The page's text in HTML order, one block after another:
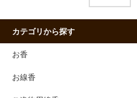
カテゴリから探す
お香
お線香